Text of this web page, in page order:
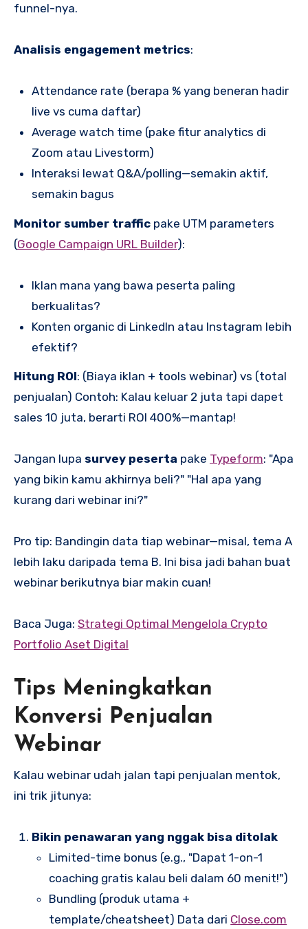
funnel-nya.
Analisis engagement metrics:
Attendance rate (berapa % yang beneran hadir
live vs cuma daftar)
Average watch time (pake fitur analytics di
Zoom atau Livestorm)
Interaksi lewat Q&A/polling—semakin aktif,
semakin bagus
Monitor sumber traffic pake UTM parameters
(Google Campaign URL Builder):
Iklan mana yang bawa peserta paling
berkualitas?
Konten organic di LinkedIn atau Instagram lebih
efektif?
Hitung ROI: (Biaya iklan + tools webinar) vs (total
penjualan) Contoh: Kalau keluar 2 juta tapi dapet
sales 10 juta, berarti ROI 400%—mantap!
Jangan lupa survey peserta pake Typeform: "Apa
yang bikin kamu akhirnya beli?" "Hal apa yang
kurang dari webinar ini?"
Pro tip: Bandingin data tiap webinar—misal, tema A
lebih laku daripada tema B. Ini bisa jadi bahan buat
webinar berikutnya biar makin cuan!
Baca Juga: Strategi Optimal Mengelola Crypto
Portfolio Aset Digital
Tips Meningkatkan
Konversi Penjualan
Webinar
Kalau webinar udah jalan tapi penjualan mentok,
ini trik jitunya:
Bikin penawaran yang nggak bisa ditolak
Limited-time bonus (e.g., "Dapat 1-on-1
coaching gratis kalau beli dalam 60 menit!")
Bundling (produk utama +
template/cheatsheet) Data dari Close.com